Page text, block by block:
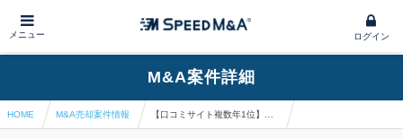
メニュー ログイン
M&A案件詳細
HOME M&A売却案件情報